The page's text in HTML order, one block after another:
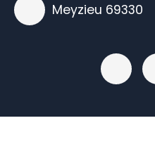
Meyzieu 69330